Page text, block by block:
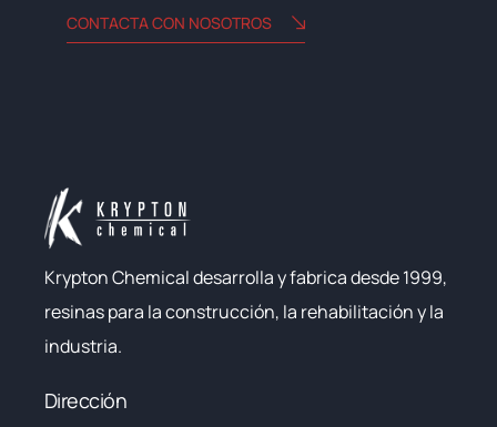
CONTACTA CON NOSOTROS
Krypton Chemical desarrolla y fabrica desde 1999,
resinas para la construcción, la rehabilitación y la
industria.
Dirección